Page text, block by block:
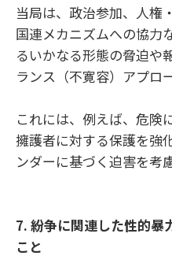
当局は、政治参加、人権
国連メカニズムへの協力
るいかなる形態の脅迫や
ランス（不寛容）アプロ
これには、例えば、危険
擁護者に対する保護を強
ンダーに基づく迫害を考
7. 紛争に関連した性的暴
こと